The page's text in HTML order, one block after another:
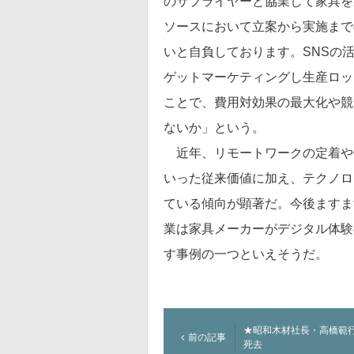
ソースにおいて立案から実施ま
いと自負しております。SNSの
ゲットマーケティングし生産ロ
ことで、費用対効果の最大化や
ないか」という。
近年、リモートワークの定着
いった従来価値に加え、テクノ
ている傾向が顕著だ。今後ます
業は家具メーカーがデジタル体
す事例の一つといえそうだ。
前の記事
★昭和木材社長・高橋範
死去